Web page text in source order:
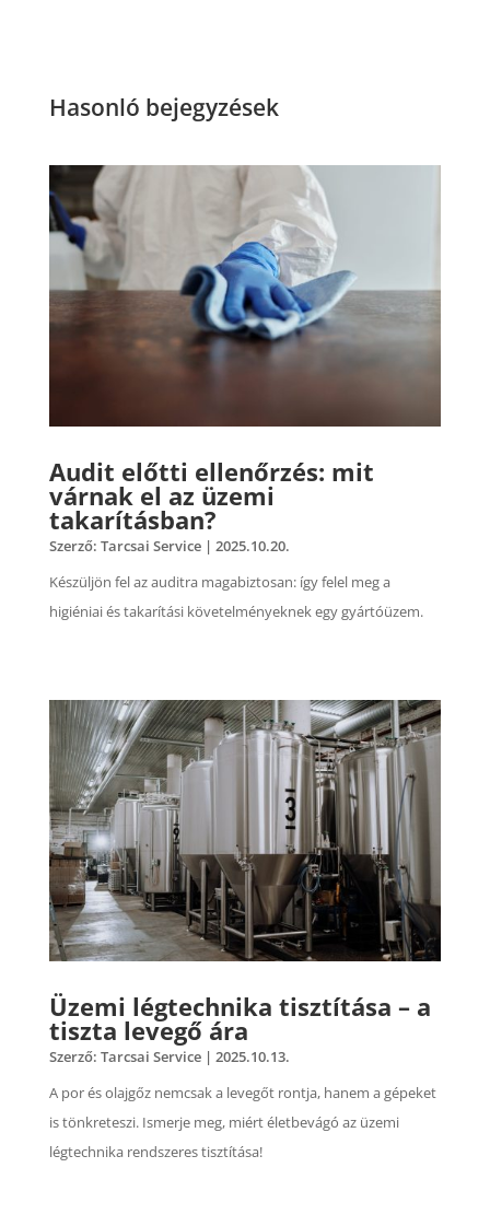
Hasonló bejegyzések
Audit előtti ellenőrzés: mit
várnak el az üzemi
takarításban?
Szerző: Tarcsai Service| 2025.10.20.
Készüljön fel az auditra magabiztosan: így felel meg a
higiéniai és takarítási követelményeknek egy gyártóüzem.
Üzemi légtechnika tisztítása – a
tiszta levegő ára
Szerző: Tarcsai Service| 2025.10.13.
A por és olajgőz nemcsak a levegőt rontja, hanem a gépeket
is tönkreteszi. Ismerje meg, miért életbevágó az üzemi
légtechnika rendszeres tisztítása!